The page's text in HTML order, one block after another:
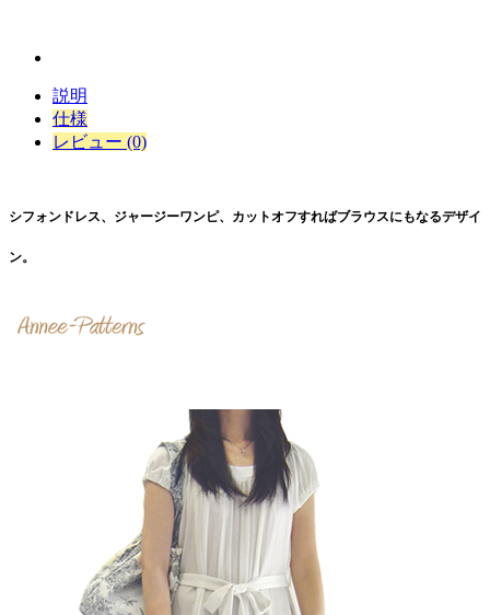
説明
仕様
レビュー (0)
シフォンドレス、ジャージーワンピ、カットオフすればブラウスにもなるデザイ
ン。